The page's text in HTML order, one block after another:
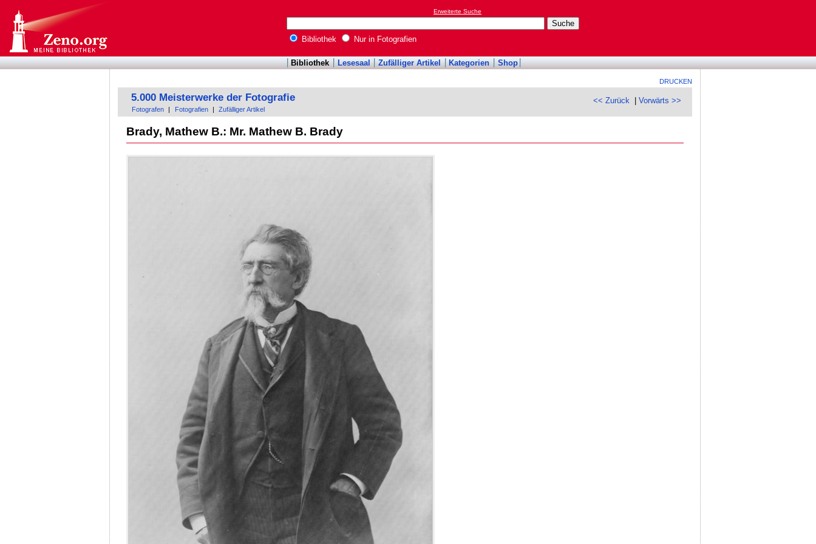
Erweiterte Suche
Bibliothek Nur in Fotografien
Bibliothek Lesesaal Zufälliger Artikel Kategorien Shop
DRUCKEN
<< Zurück |Vorwärts >>
5.000 Meisterwerke der Fotografie
Fotografen Fotografien Zufälliger Artikel
Brady, Mathew B.: Mr. Mathew B. Brady